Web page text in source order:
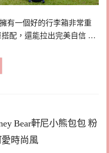
有一個好的行李箱非常重
配，還能拉出完美自信 …
Bear軒尼小熊包包 粉
時尚風